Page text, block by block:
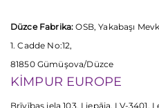
Düzce Fabrika: OSB, Yakabaşı
1. Cadde No:12,
81850 Gümüşova/Düzce
KİMPUR EUROPE
Brīvības iela 103, Liepāja, LV-3401,